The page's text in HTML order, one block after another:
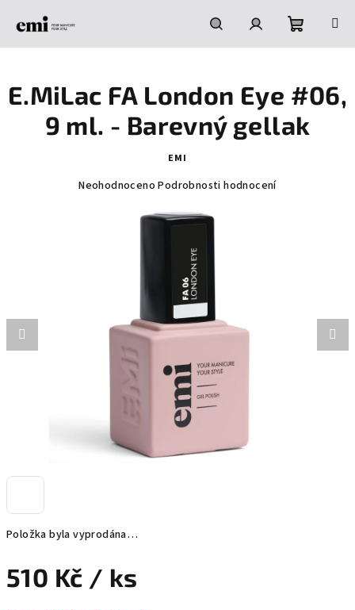
HledatPřihlášeníNákupní
košík
Položka byla vyprodána…
510 Kč / ks
E.MiLac FA London Eye #06,
9 ml. - Barevný gellak
EMI
Průměrné
Neohodnoceno Podrobnosti hodnocení